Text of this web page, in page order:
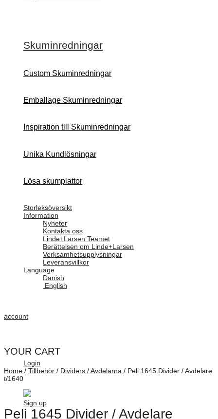
Skuminredningar
Custom Skuminredningar
Emballage Skuminredningar
Inspiration till Skuminredningar
Unika Kundlösningar
Lösa skumplattor
Storleksöversikt
Information
Nyheter
Kontakta oss
Linde+Larsen Teamet
Berättelsen om Linde+Larsen
Verksamhetsupplysningar
Leveransvillkor
Language
Danish
English
account
Login
Sign up
YOUR CART
Home / Tillbehör / Dividers / Avdelarna / Peli 1645 Divider / Avdelare
t/1640
Peli 1645 Divider / Avdelare